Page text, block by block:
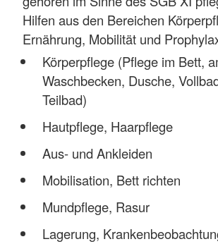
Hilfen aus den Bereichen
Ernährung, Mobilität und
Körperpflege (Pflege im Bett,
Waschbecken, Dusche,
Teilbad)
Hautpflege, Haarpflege
Aus- und Ankleiden
Mobilisation, Bett richten
Mundpflege, Rasur
Lagerung,